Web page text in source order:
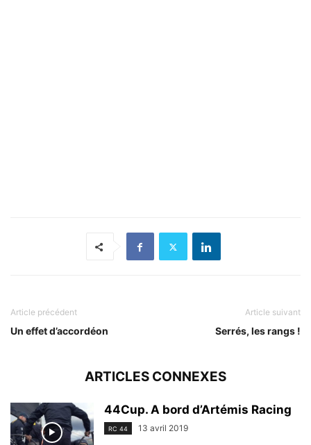
Article précédent
Un effet d’accordéon
Article suivant
Serrés, les rangs !
ARTICLES CONNEXES
44Cup. A bord d’Artémis Racing
RC 44 13 avril 2019